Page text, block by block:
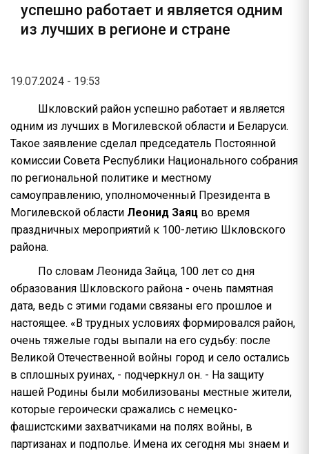
успешно работает и является одним
из лучших в регионе и стране
19.07.2024 - 19:53
Шкловский район успешно работает и является
одним из лучших в Могилевской области и Беларуси.
Такое заявление сделал председатель Постоянной
комиссии Совета Республики Национального собрания
по региональной политике и местному
самоуправлению, уполномоченный Президента в
Могилевской области Леонид Заяц во время
праздничных мероприятий к 100-летию Шкловского
района.
По словам Леонида Зайца, 100 лет со дня
образования Шкловского района - очень памятная
дата, ведь с этими годами связаны его прошлое и
настоящее. «В трудных условиях формировался район,
очень тяжелые годы выпали на его судьбу: после
Великой Отечественной войны город и село остались
в сплошных руинах, - подчеркнул он. - На защиту
нашей Родины были мобилизованы местные жители,
которые героически сражались с немецко-
фашистскими захватчиками на полях войны, в
партизанах и подполье. Имена их сегодня мы знаем и